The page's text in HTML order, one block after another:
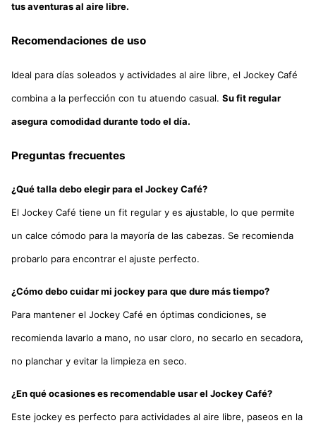
tus aventuras al aire libre.
Recomendaciones de uso
Ideal para días soleados y actividades al aire libre, el Jockey Café
combina a la perfección con tu atuendo casual. Su fit regular
asegura comodidad durante todo el día.
Preguntas frecuentes
¿Qué talla debo elegir para el Jockey Café?
El Jockey Café tiene un fit regular y es ajustable, lo que permite
un calce cómodo para la mayoría de las cabezas. Se recomienda
probarlo para encontrar el ajuste perfecto.
¿Cómo debo cuidar mi jockey para que dure más tiempo?
Para mantener el Jockey Café en óptimas condiciones, se
recomienda lavarlo a mano, no usar cloro, no secarlo en secadora,
no planchar y evitar la limpieza en seco.
¿En qué ocasiones es recomendable usar el Jockey Café?
Este jockey es perfecto para actividades al aire libre, paseos en la